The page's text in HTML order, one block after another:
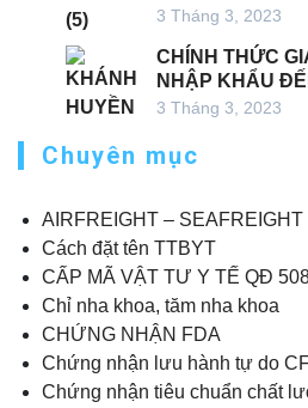
3 Tháng 3, 2023
CHÍNH THỨC
NHẬP KHẨU
3 Tháng 3, 2023
Chuyên mục
AIRFREIGHT – SEAFREIGHT
Cách đặt tên TTBYT
CẤP MÃ VẬT TƯ Y TẾ QĐ
Chỉ nha khoa, tăm nha khoa
CHỨNG NHẬN FDA
Chứng nhận lưu hành tự do
Chứng nhận tiêu chuẩn chất